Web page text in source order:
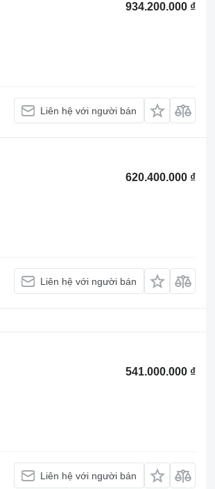
934.200.000 ₫
Liên hệ với người bán
620.400.000 ₫
Liên hệ với người bán
541.000.000 ₫
Liên hệ với người bán